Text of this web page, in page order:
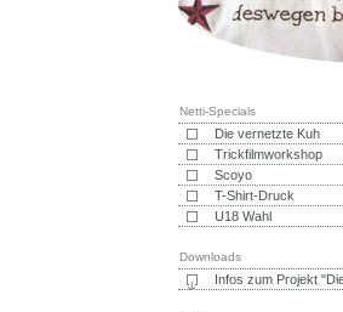
Netti-Specials
Die vernetzte Kuh
Trickfilmworkshop
Scoyo
T-Shirt-Druck
U18 Wahl
Downloads
Infos zum Projekt